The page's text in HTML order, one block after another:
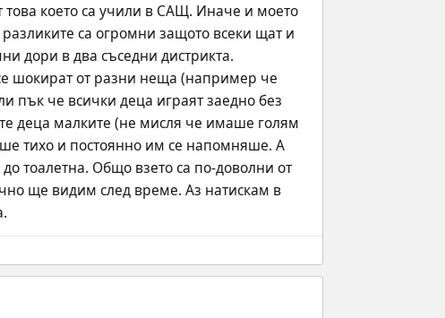
което са учили в САЩ. Иначе и моето
са огромни защото всеки щат и
дори в два съседни дистрикта.
шокират от разни неща (например че
пък че всички деца играят заедно без
деца малките (не мисля че имаше голям
тихо и постоянно им се напомняше. А
тоалетна. Общо взето са по-доволни от
ще видим след време. Аз натискам в